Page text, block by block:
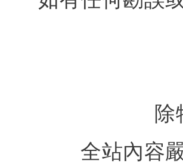
除
全站內容